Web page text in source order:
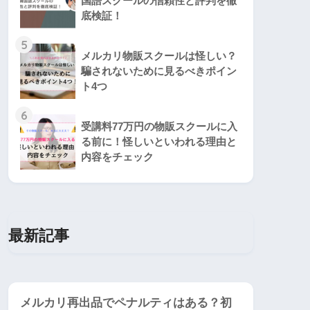
底検証！
5
メルカリ物販スクールは怪しい？
騙されないために見るべきポイン
ト4つ
6
受講料77万円の物販スクールに入
る前に！怪しいといわれる理由と
内容をチェック
最新記事
メルカリ再出品でペナルティはある？初